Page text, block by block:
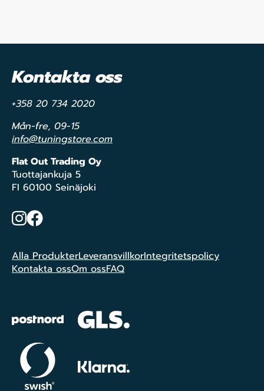
Kontakta oss
+358 20 734 2020
Mån-fre, 09-15
info@tuningstore.com
Flat Out Trading Oy
Tuottajankuja 5
FI 60100 Seinäjoki
Instagram
Facebook
Alla ProdukterLeveransvillkorIntegritetspolicy
Kontakta ossOm ossFAQ